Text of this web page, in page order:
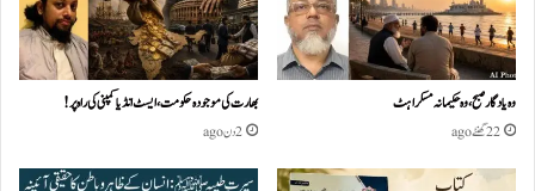
وہ یادگار صبح، وہ حکیمانہ مسکراہٹ
22 گھنٹے ago
بھارت کی موجودہ حکومت،ایسٹ انڈیا کمپنی کی راہ پر!
2 دن ago